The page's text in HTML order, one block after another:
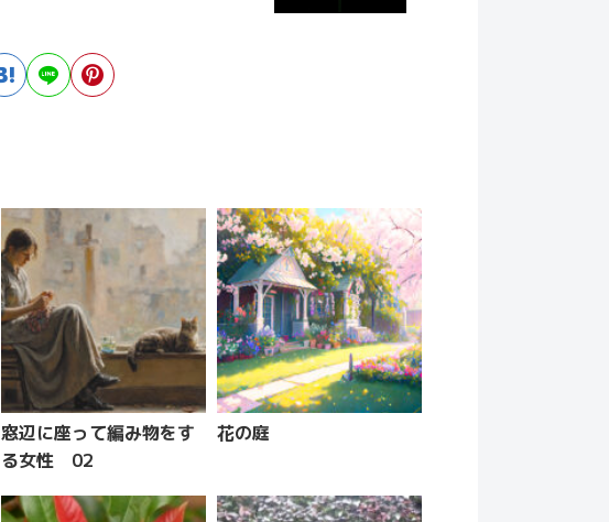
窓辺に座って編み物をす
る女性 02
花の庭